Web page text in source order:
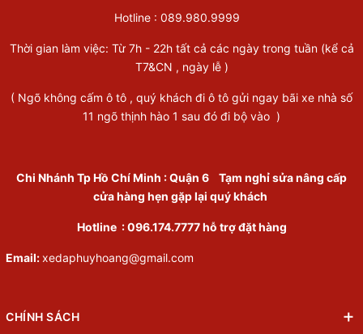
Hotline : 089.980.9999
Thời gian làm việc: Từ 7h - 22h tất cả các ngày trong tuần (kể cả
T7&CN , ngày lễ )
( Ngõ không cấm ô tô , quý khách đi ô tô gửi ngay bãi xe nhà số
11 ngõ thịnh hào 1 sau đó đi bộ vào )
Chi Nhánh Tp Hồ Chí Minh :Quận 6 Tạm nghỉ sửa nâng cấp
cửa hàng hẹn gặp lại quý khách
Hotline : 096.174.7777 hỗ trợ đặt hàng
Email:xedaphuyhoang@gmail.com
CHÍNH SÁCH